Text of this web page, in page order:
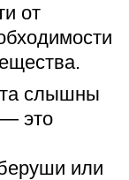
от
слышны
— это
или